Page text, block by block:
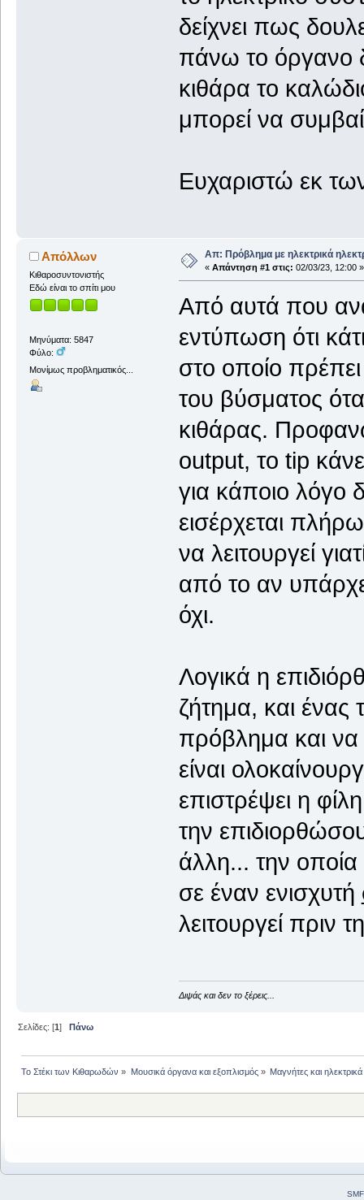
δείχνει πως
πάνω το όργανο
κιθάρα το
μπορεί να
Ευχαριστώ εκ
Απόλλων
Κιθαροσυντονιστής
Εδώ είναι το σπίτι μου
Μηνύματα: 5847
Φύλο:
Μονίμως προβληματικός...
Απ: Πρόβλημα με ηλεκτρικά
« Απάντηση #1 στις: 02/03/23, 12:00 »
Από αυτά που
εντύπωση ότι
στο οποίο
του βύσματος
κιθάρας.
output, το tip
για κάποιο λόγο
εισέρχεται
να λειτουργεί
από το αν
όχι.
Λογικά η
ζήτημα, και ένας
πρόβλημα και
είναι
επιστρέψει η
την
άλλη... την οποία
σε έναν ενισχυτή
λειτουργεί πριν
Διψάς και δεν το ξέρεις...
Σελίδες: [1] Πάνω
Το Στέκι των Κιθαρωδών » Μουσικά όργανα και εξοπλισμός» Μαγνήτες και ηλεκτρικά